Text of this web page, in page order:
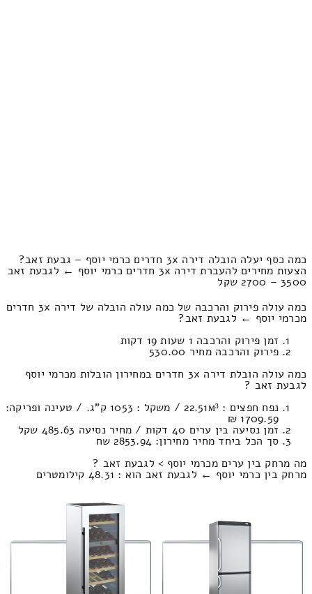
כמה כסף יעלה הובלה דירה 3x חדרים כרמי יוסף – גבעת זאב?
הצעות מחירים להעברת דירה 3x חדרים כרמי יוסף ← לגבעת זאב
3500 – 2700 שקל
כמה עולה פירוק והרכבה של כמה עולה הובלה של דירה 3x חדרים
מכרמי יוסף ← לגבעת זאב?
זמן פירוק והרכבה 1 שעות 19 דקות
פירוק והרכבה מחיר 530.00
כמה עולה הובלת דירה 3x חדרים במחירון הובלות מכרמי יוסף
לגבעת זאב ?
נפח חפצים : 22.51м³ / משקל : 1053 ק”ג. / טעינה ופריקה:
1709.59 ₪
זמן נסיעה בין ערים 40 דקות / מחיר נסיעה 485.63 שקל
סך הכל ביחד מחיר מחירון: 2853.94 שח
מה מרחק בין ערים מכרמי יוסף > לגבעת זאב ?
מרחק בין כרמי יוסף ← לגבעת זאב הוא : 48.31 קילומטרים